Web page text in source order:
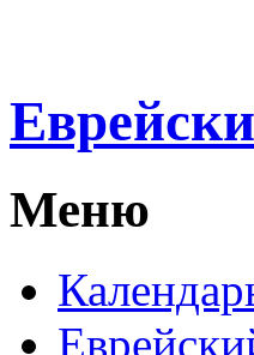
Меню